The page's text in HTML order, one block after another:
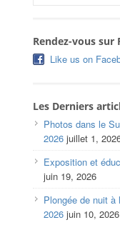
Rendez-vous sur
Like us on
Les Derniers
Photos dans le
2026 juillet 1,
Exposition et
juin 19, 2026
Plongée de nuit à
2026 juin 10, 2026